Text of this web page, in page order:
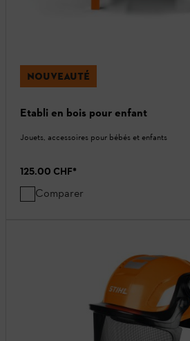
NOUVEAUTÉ
Etabli en bois pour enfant
Jouets, accessoires pour bébés et enfants
125.00 CHF*
Comparer